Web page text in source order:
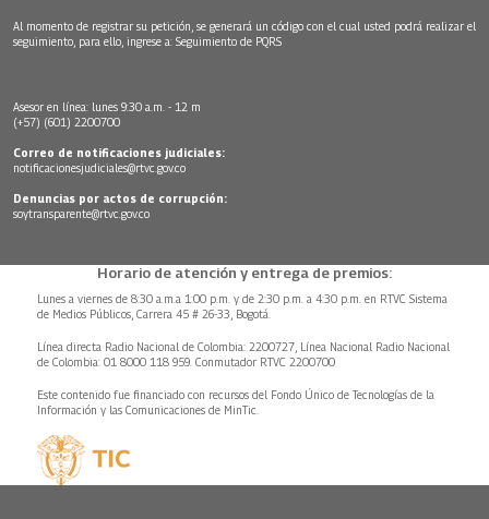
Al momento de registrar su petición, se generará un código con el cual usted podrá realizar el
seguimiento, para ello, ingrese a: Seguimiento de PQRS
Asesor en línea: lunes 9:30 a.m. - 12 m
(+57) (601) 2200700
Correo de notificaciones judiciales:
notificacionesjudiciales@rtvc.gov.co
Denuncias por actos de corrupción:
soytransparente@rtvc.gov.co
Horario de atención y entrega de premios:
Lunes a viernes de 8:30 a.m.a 1:00 p.m. y de 2:30 p.m. a 4:30 p.m. en RTVC Sistema
de Medios Públicos, Carrera 45 # 26-33, Bogotá.
Línea directa Radio Nacional de Colombia: 2200727, Línea Nacional Radio Nacional
de Colombia: 01 8000 118 959. Conmutador RTVC 2200700
Este contenido fue financiado con recursos del Fondo Único de Tecnologías de la
Información y las Comunicaciones de MinTic.